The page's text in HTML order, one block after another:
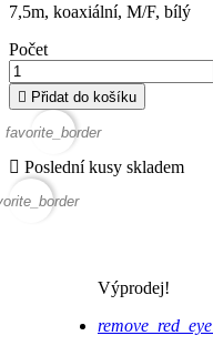
7,5m, koaxiální, M/F, bílý
Počet
 Přidat do košíku
favorite_border
 Poslední kusy skladem
Výprodej!
remove_red_eye